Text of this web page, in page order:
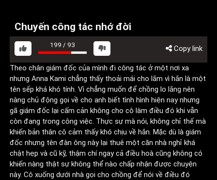
Chuyến công tác nhớ đời
199 / 93 Copy link
Theo chân giám đốc của mình đi công tác ở một nơi xa
nhưng Anna Kami chẳng thấy thoải mái cho lắm vì hắn là một
tên sếp khá khó tính. Vì chẳng muốn để chồng lo lắng nên
nàng chủ động gọi về cho anh biết tình hình hiện nay nhưng
gã giám đốc lại cấm cản không cho cô làm điều đó khi vẫn
còn đang trong công việc. Thực sự mà nói, không chỉ thế mà
khiến bản thân cô cảm thấy khó chịu về hắn. Mặc dù là giám
đốc nhưng tên đàn ông này lại thuê một căn nhà nghỉ khá
chật hẹp và cũ kỹ, thậm chí ngay cả điều hoà cũng không có
khiến nàng thật sự không thể nào chấp nhận được chuyện
này. Cô xuống dưới nhà gọi cho chồng để nói về điều đó